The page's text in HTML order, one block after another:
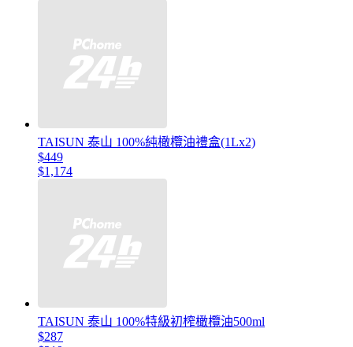
TAISUN 泰山 100%純橄欖油禮盒(1Lx2)
$449
$1,174
TAISUN 泰山 100%特級初榨橄欖油500ml
$287